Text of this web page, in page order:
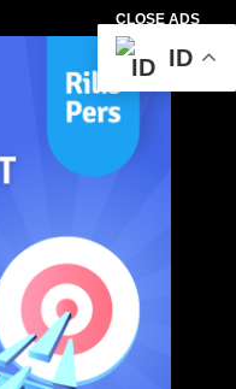
CLOSE ADS
ID